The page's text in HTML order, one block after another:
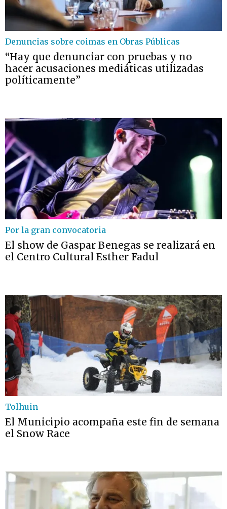
Denuncias sobre coimas en Obras Públicas
“Hay que denunciar con pruebas y no
hacer acusaciones mediáticas utilizadas
políticamente”
Por la gran convocatoria
El show de Gaspar Benegas se realizará en
el Centro Cultural Esther Fadul
Tolhuin
El Municipio acompaña este fin de semana
el Snow Race